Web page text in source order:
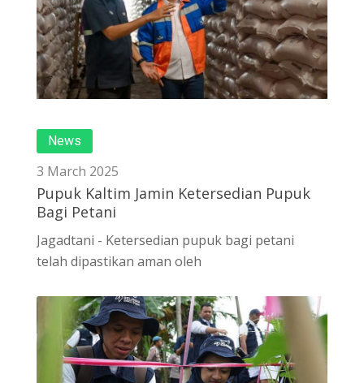
News
3 March 2025
Pupuk Kaltim Jamin Ketersedian Pupuk
Bagi Petani
Jagadtani - Ketersedian pupuk bagi petani
telah dipastikan aman oleh